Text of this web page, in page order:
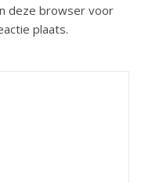
deze browser voor
plaats.